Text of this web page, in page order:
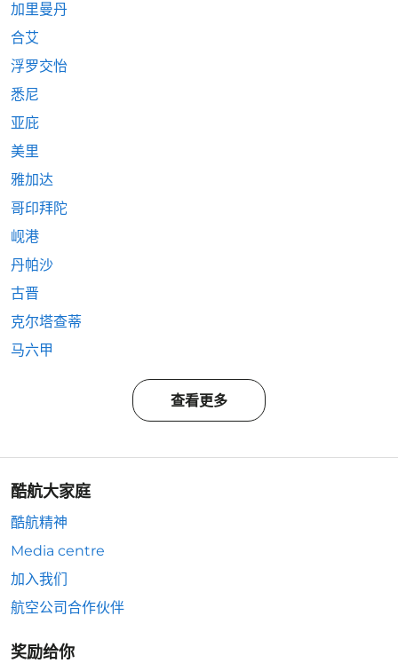
加里曼丹
合艾
浮罗交怡
悉尼
亚庇
美里
雅加达
哥印拜陀
岘港
丹帕沙
古晋
克尔塔查蒂
马六甲
查看更多
酷航大家庭
酷航精神
Media centre
加入我们
航空公司合作伙伴
奖励给你